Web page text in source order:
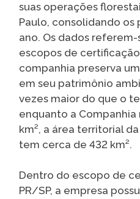
suas operações
Paulo, consolidando os
ano. Os dados referem-
escopos de
companhia preserva
em seu patrimônio
vezes maior do que o
enquanto a
km², a área territorial
tem cerca de 432 km².
Dentro do escopo de
PR/SP, a empresa